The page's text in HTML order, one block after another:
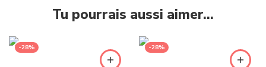
Tu pourrais aussi aimer…
-28% -28%